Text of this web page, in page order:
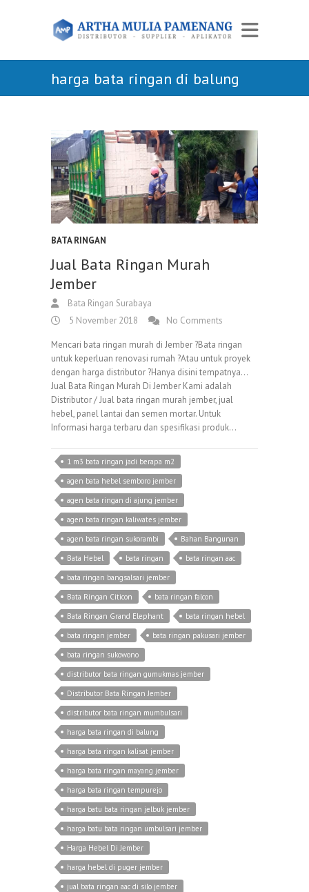
harga bata ringan di balung
BATA RINGAN
Jual Bata Ringan Murah
Jember
Bata Ringan Surabaya
5 November 2018
No Comments
Mencari bata ringan murah di Jember ?Bata ringan
untuk keperluan renovasi rumah ?Atau untuk proyek
dengan harga distributor ?Hanya disini tempatnya…
Jual Bata Ringan Murah Di Jember Kami adalah
Distributor / Jual bata ringan murah jember, jual
hebel, panel lantai dan semen mortar. Untuk
Informasi harga terbaru dan spesifikasi produk…
1 m3 bata ringan jadi berapa m2
agen bata hebel semboro jember
agen bata ringan di ajung jember
agen bata ringan kaliwates jember
agen bata ringan sukorambi
Bahan Bangunan
Bata Hebel
bata ringan
bata ringan aac
bata ringan bangsalsari jember
Bata Ringan Citicon
bata ringan falcon
Bata Ringan Grand Elephant
bata ringan hebel
bata ringan jember
bata ringan pakusari jember
bata ringan sukowono
distributor bata ringan gumukmas jember
Distributor Bata Ringan Jember
distributor bata ringan mumbulsari
harga bata ringan di balung
harga bata ringan kalisat jember
harga bata ringan mayang jember
harga bata ringan tempurejo
harga batu bata ringan jelbuk jember
harga batu bata ringan umbulsari jember
Harga Hebel Di Jember
harga hebel di puger jember
jual bata ringan aac di silo jember